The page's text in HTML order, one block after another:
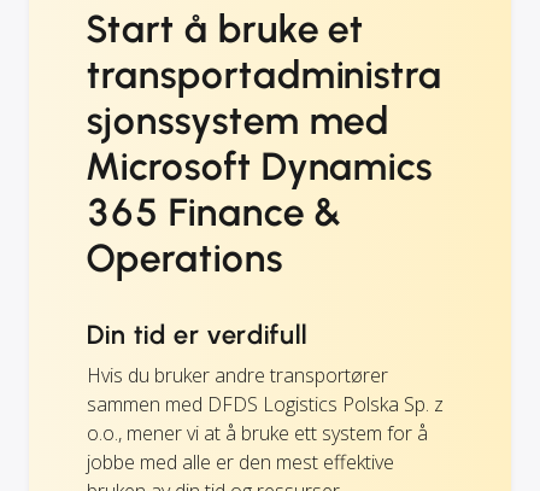
Start å bruke et
transportadministra
sjonssystem med
Microsoft Dynamics
365 Finance &
Operations
Din tid er verdifull
Hvis du bruker andre transportører
sammen med DFDS Logistics Polska Sp. z
o.o., mener vi at å bruke ett system for å
jobbe med alle er den mest effektive